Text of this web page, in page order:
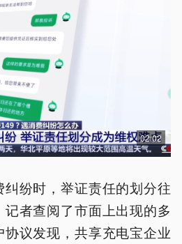
02:02
纷时，举证责任的划分往
者查阅了市面上出现的多
议发现，共享充电宝企业